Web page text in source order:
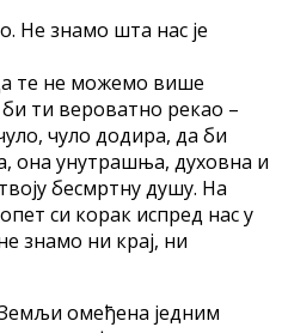
Не знамо шта нас је
те не можемо више
ти вероватно рекао –
чуло додира, да би
она унутрашња, духовна и
бесмртну душу. На
си корак испред нас у
знамо ни крај, ни
омеђена једним